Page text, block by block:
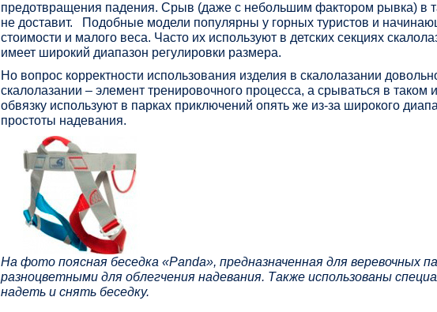
предотвращения падения. Срыв (даже с небольшим фактором рывка) в
не доставит. Подобные модели популярны у горных туристов и
стоимости и малого веса. Часто их используют в детских секциях
имеет широкий диапазон регулировки размера.
Но вопрос корректности использования изделия в скалолазании
скалолазании – элемент тренировочного процесса, а срываться в таком
обвязку используют в парках приключений опять же из-за широкого
простоты надевания.
На фото поясная беседка «Panda», предназначенная для веревочных
разноцветными для облегчения надевания. Также использованы
надеть и снять беседку.